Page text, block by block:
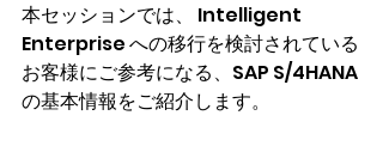
本セッションでは、 Intelligent
Enterprise への移行を検討されている
お客様にご参考になる、SAP S/4HANA
の基本情報をご紹介します。